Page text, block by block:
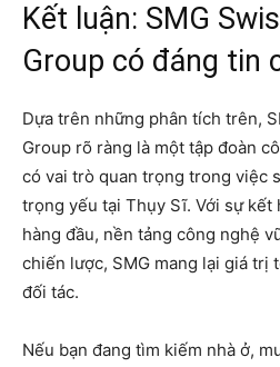
Kết luận: SMG
Group có đáng tin
Dựa trên những phân tích trên,
Group rõ ràng là một tập đoàn
có vai trò quan trọng trong việc
trọng yếu tại Thụy Sĩ. Với sự kết
hàng đầu, nền tảng công nghệ
chiến lược, SMG mang lại giá trị
đối tác.
Nếu bạn đang tìm kiếm nhà ở,